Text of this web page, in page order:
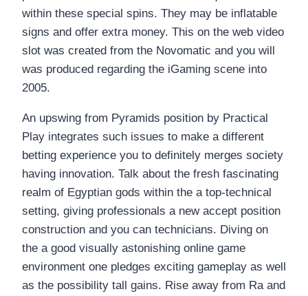
within these special spins. They may be inflatable
signs and offer extra money. This on the web video
slot was created from the Novomatic and you will
was produced regarding the iGaming scene into
2005.
An upswing from Pyramids position by Practical
Play integrates such issues to make a different
betting experience you to definitely merges society
having innovation. Talk about the fresh fascinating
realm of Egyptian gods within the a top-technical
setting, giving professionals a new accept position
construction and you can technicians. Diving on
the a good visually astonishing online game
environment one pledges exciting gameplay as well
as the possibility tall gains. Rise away from Ra and